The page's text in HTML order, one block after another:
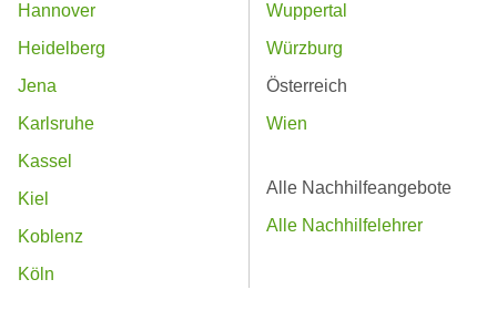
Hannover
Heidelberg
Jena
Karlsruhe
Kassel
Kiel
Koblenz
Köln
Wuppertal
Würzburg
Österreich
Wien
Alle Nachhilfeangebote
Alle Nachhilfelehrer